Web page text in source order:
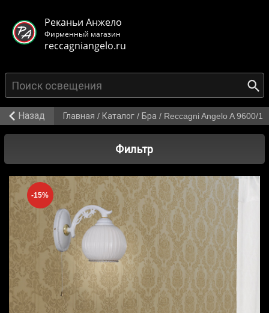
Реканьи Анжело
Фирменный магазин
reccagniangelo.ru
Назад Главная / Каталог / Бра / Reccagni Angelo A 9600/1
Фильтр
-15%